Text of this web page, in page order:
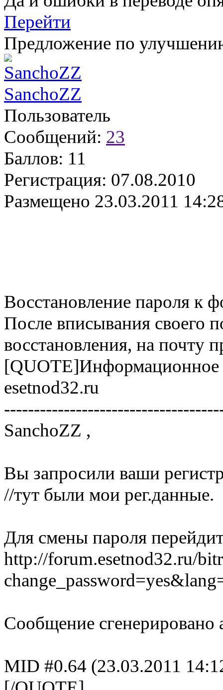
Перейти
Предложение по
SanchoZZ
Пользователь
Сообщений: 23
Баллов: 11
Регистрация: 07.08.2010
Размещено 23.03.2011
Восстановление пароля к
После вписывания своего
восстановления, на почту
[QUOTE]Информационное
esetnod32.ru
SanchoZZ ,
Вы запросили ваши
//тут были мои рег.данные.
Для смены пароля
http://forum.esetnod32.ru/
Сообщение сгенерировано
MID #0.64 (23.03.2011